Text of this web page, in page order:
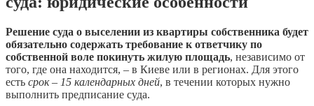
Решение суда о выселении из квартиры собственника будет
обязательно содержать требование к ответчику по
собственной воле покинуть жилую площадь, независимо от
того, где она находится, – в Киеве или в регионах. Для этого
есть срок – 15 календарных дней, в течении которых нужно
выполнить предписание суда.